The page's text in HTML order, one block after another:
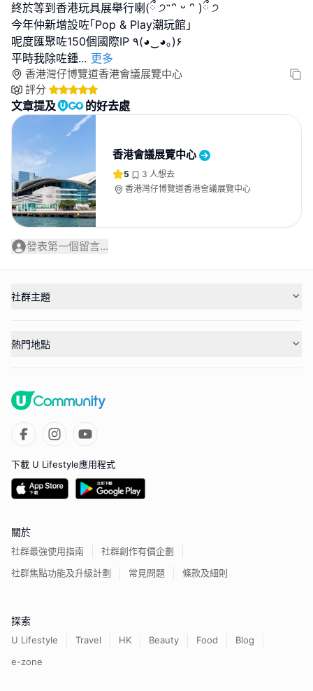
終於等到香港玩具展舉行喇(ྀ ੭˶ᵔ ᵕ ᵔ )ྀ ੭
今年仲新增設咗｢Pop & Play潮玩館｣
呢度匯聚咗150個國際IP ٩(◕‿◕｡)۶
平時我除咗鍾... 更多
香港灣仔博覽道香港會議展覽中心
評分
文章提及 的好去處
香港會議展覽中心
5 3 人想去
香港灣仔博覽道香港會議展覽中心
發表第一個留言...
社群主題
熱門地點
下載 U Lifestyle應用程式
關於
社群最強使用指南
社群創作有價企劃
社群焦點功能及升級計劃
常見問題 條款及細則
探索
U Lifestyle Travel HK Beauty Food
Blog
e-zone